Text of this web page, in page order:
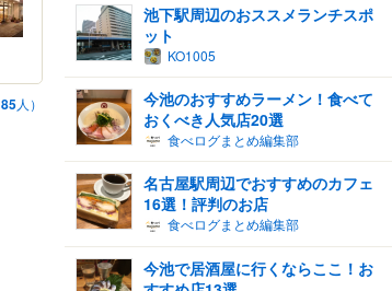
85人）
池下駅周辺のおススメランチスポ
ット
KO1005
今池のおすすめラーメン！食べて
おくべき人気店20選
食べログまとめ編集部
名古屋駅周辺でおすすめのカフェ
16選！評判のお店
食べログまとめ編集部
今池で居酒屋に行くならここ！お